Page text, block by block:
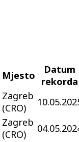
Mjesto
Datum
rekorda
Zagreb
(CRO)
Zagreb
(CRO)